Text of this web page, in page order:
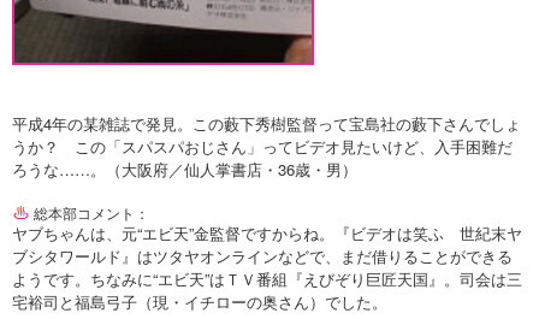
平成4年の某雑誌で発見。この藪下秀樹監督って宝島社の藪下さんでしょ
うか？ この「スパスパおじさん」ってビデオ見たいけど、入手困難だ
ろうな……。（大阪府／仙人掌書店・36歳・男）
総本部コメント：
ヤブちゃんは、元“エビ天”金監督ですからね。『ビデオは笑ふ 世紀末ヤ
ブシタワールド』はツタヤオンラインなどで、まだ借りることができる
ようです。ちなみに“エビ天”はＴＶ番組『えびぞり巨匠天国』。司会は三
宅裕司と福島弓子（現・イチローの奥さん）でした。